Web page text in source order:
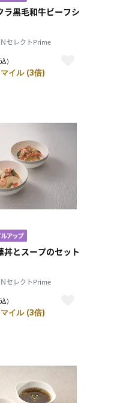
ラ黒毛和牛ビーフシ
セレクトPrime
）
イル (3倍)
丼とスープのセット
セレクトPrime
）
イル (3倍)